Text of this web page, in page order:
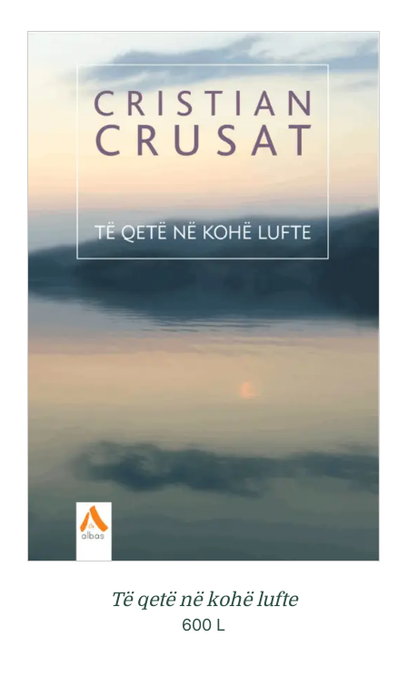
Anglisht
Ditarë
Blog
Të qetë në kohë lufte
600 L